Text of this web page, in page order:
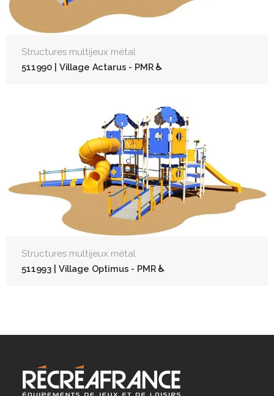
Structures multijeux métal
511990 | Village Actarus - PMR ♿
Structures multijeux métal
511993 | Village Optimus - PMR ♿